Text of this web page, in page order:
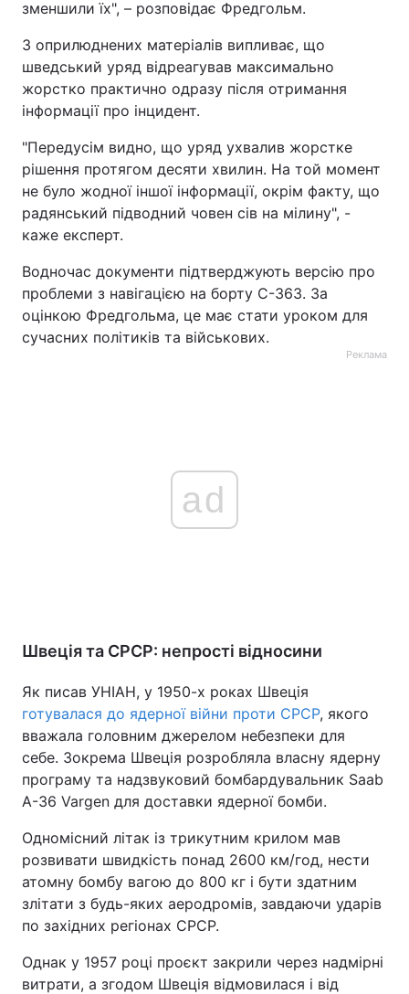
зменшили їх", – розповідає Фредгольм.
З оприлюднених матеріалів випливає, що
шведський уряд відреагував максимально
жорстко практично одразу після отримання
інформації про інцидент.
"Передусім видно, що уряд ухвалив жорстке
рішення протягом десяти хвилин. На той момент
не було жодної іншої інформації, окрім факту, що
радянський підводний човен сів на мілину", -
каже експерт.
Водночас документи підтверджують версію про
проблеми з навігацією на борту С-363. За
оцінкою Фредгольма, це має стати уроком для
сучасних політиків та військових.
Реклама
ad
Швеція та СРСР: непрості відносини
Як писав УНІАН, у 1950-х роках Швеція
готувалася до ядерної війни проти СРСР, якого
вважала головним джерелом небезпеки для
себе. Зокрема Швеція розробляла власну ядерну
програму та надзвуковий бомбардувальник Saab
A-36 Vargen для доставки ядерної бомби.
Одномісний літак із трикутним крилом мав
розвивати швидкість понад 2600 км/год, нести
атомну бомбу вагою до 800 кг і бути здатним
злітати з будь-яких аеродромів, завдаючи ударів
по західних регіонах СРСР.
Однак у 1957 році проєкт закрили через надмірні
витрати, а згодом Швеція відмовилася і від